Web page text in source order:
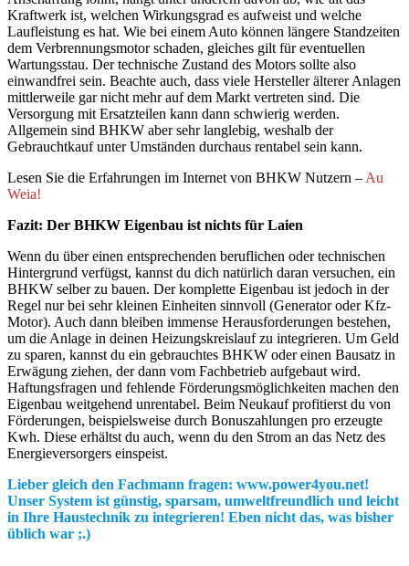
Kraftwerk ist, welchen Wirkungsgrad es aufweist und welche
Laufleistung es hat. Wie bei einem Auto können längere Standzeiten
dem Verbrennungsmotor schaden, gleiches gilt für eventuellen
Wartungsstau. Der technische Zustand des Motors sollte also
einwandfrei sein. Beachte auch, dass viele Hersteller älterer Anlagen
mittlerweile gar nicht mehr auf dem Markt vertreten sind. Die
Versorgung mit Ersatzteilen kann dann schwierig werden.
Allgemein sind BHKW aber sehr langlebig, weshalb der
Gebrauchtkauf unter Umständen durchaus rentabel sein kann.
Lesen Sie die Erfahrungen im Internet von BHKW Nutzern – Au
Weia!
Fazit: Der BHKW Eigenbau ist nichts für Laien
Wenn du über einen entsprechenden beruflichen oder technischen
Hintergrund verfügst, kannst du dich natürlich daran versuchen, ein
BHKW selber zu bauen. Der komplette Eigenbau ist jedoch in der
Regel nur bei sehr kleinen Einheiten sinnvoll (Generator oder Kfz-
Motor). Auch dann bleiben immense Herausforderungen bestehen,
um die Anlage in deinen Heizungskreislauf zu integrieren. Um Geld
zu sparen, kannst du ein gebrauchtes BHKW oder einen Bausatz in
Erwägung ziehen, der dann vom Fachbetrieb aufgebaut wird.
Haftungsfragen und fehlende Förderungsmöglichkeiten machen den
Eigenbau weitgehend unrentabel. Beim Neukauf profitierst du von
Förderungen, beispielsweise durch Bonuszahlungen pro erzeugte
Kwh. Diese erhältst du auch, wenn du den Strom an das Netz des
Energieversorgers einspeist.
Lieber gleich den Fachmann fragen: www.power4you.net!
Unser System ist günstig, sparsam, umweltfreundlich und leicht
in Ihre Haustechnik zu integrieren! Eben nicht das, was bisher
üblich war ;.)